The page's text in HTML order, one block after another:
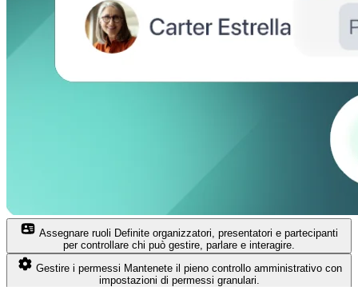
Assegnare ruoli Definite organizzatori, presentatori e partecipanti
per controllare chi può gestire, parlare e interagire.
Gestire i permessi Mantenete il pieno controllo amministrativo con
impostazioni di permessi granulari.